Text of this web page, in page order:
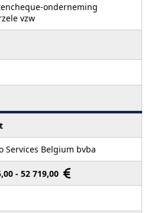
onderneming
vzw
Services Belgium bvba
- 52 719,00